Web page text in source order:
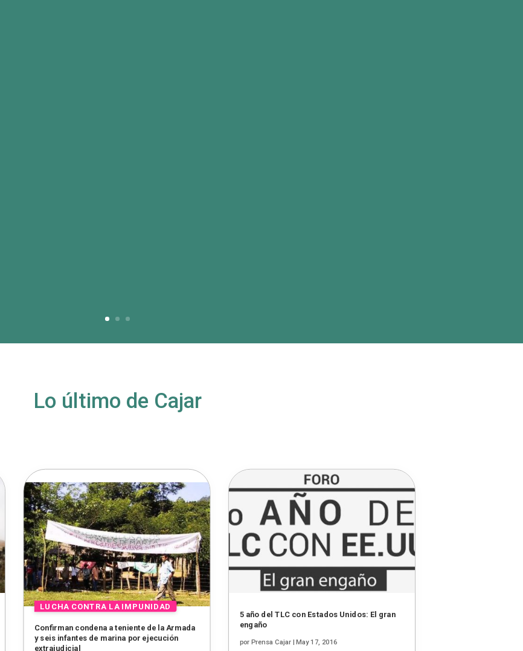
Lo último de Cajar
Confirman condena a teniente de la Armada
y seis infantes de marina por ejecución
extrajudicial
5 año del TLC con Estados Unidos: El gran
engaño
porPrensa Cajar |May 17, 2016